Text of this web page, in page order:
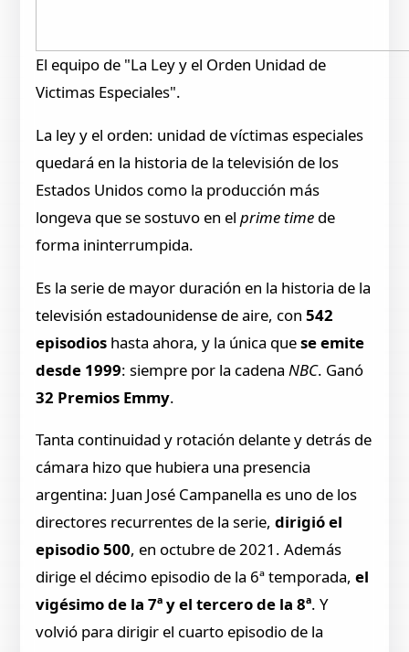
El equipo de "La Ley y el Orden Unidad de
Victimas Especiales".
La ley y el orden: unidad de víctimas especiales
quedará en la historia de la televisión de los
Estados Unidos como la producción más
longeva que se sostuvo en elprime time de
forma ininterrumpida.
Es la serie de mayor duración en la historia de la
televisión estadounidense de aire, con 542
episodios hasta ahora, y la única quese emite
desde 1999: siempre por la cadenaNBC. Ganó
32 Premios Emmy.
Tanta continuidad y rotación delante y detrás de
cámara hizo que hubiera una presencia
argentina: Juan José Campanella es uno de los
directores recurrentes de la serie,dirigió el
episodio 500, en octubre de 2021. Además
dirige el décimo episodio de la 6ª temporada,el
vigésimo de la 7ª y el tercero de la 8ª. Y
volvió para dirigir el cuarto episodio de la